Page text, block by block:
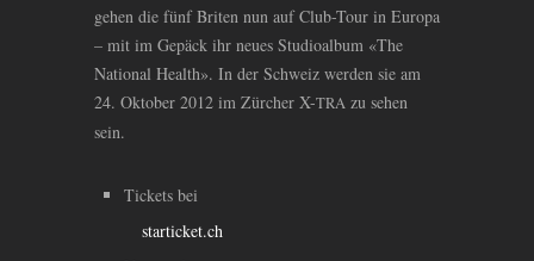
gehen die fünf Briten nun auf Club-Tour in Europa
– mit im Gepäck ihr neues Studioalbum «The
National Health». In der Schweiz werden sie am
24. Oktober 2012 im Zürcher X-TRA zu sehen
sein.
Tickets bei
starticket.ch